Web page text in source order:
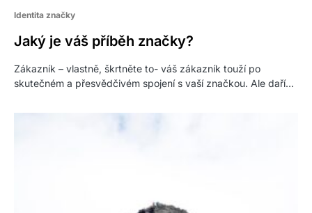
Identita značky
Jaký je váš příběh značky?
Zákazník – vlastně, škrtněte to- váš zákazník touží po
skutečném a přesvědčivém spojení s vaší značkou. Ale daří…